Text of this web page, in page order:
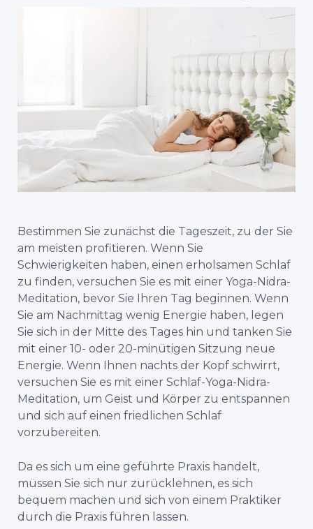
Bestimmen Sie zunächst die Tageszeit, zu der Sie
am meisten profitieren. Wenn Sie
Schwierigkeiten haben, einen erholsamen Schlaf
zu finden, versuchen Sie es mit einer Yoga-Nidra-
Meditation, bevor Sie Ihren Tag beginnen. Wenn
Sie am Nachmittag wenig Energie haben, legen
Sie sich in der Mitte des Tages hin und tanken Sie
mit einer 10- oder 20-minütigen Sitzung neue
Energie. Wenn Ihnen nachts der Kopf schwirrt,
versuchen Sie es mit einer Schlaf-Yoga-Nidra-
Meditation, um Geist und Körper zu entspannen
und sich auf einen friedlichen Schlaf
vorzubereiten.
Da es sich um eine geführte Praxis handelt,
müssen Sie sich nur zurücklehnen, es sich
bequem machen und sich von einem Praktiker
durch die Praxis führen lassen.